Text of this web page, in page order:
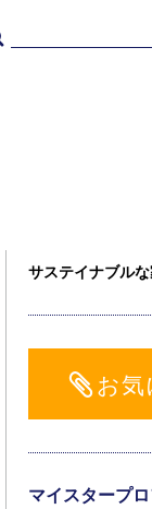
サステイナブル
お気
マイスタープ